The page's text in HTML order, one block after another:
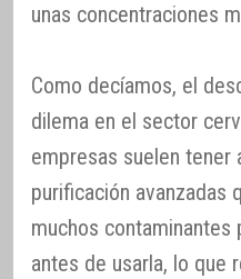
unas concentraciones
Como decíamos, el
dilema en el sector
empresas suelen tener
purificación avanzadas
muchos contaminantes
antes de usarla, lo que